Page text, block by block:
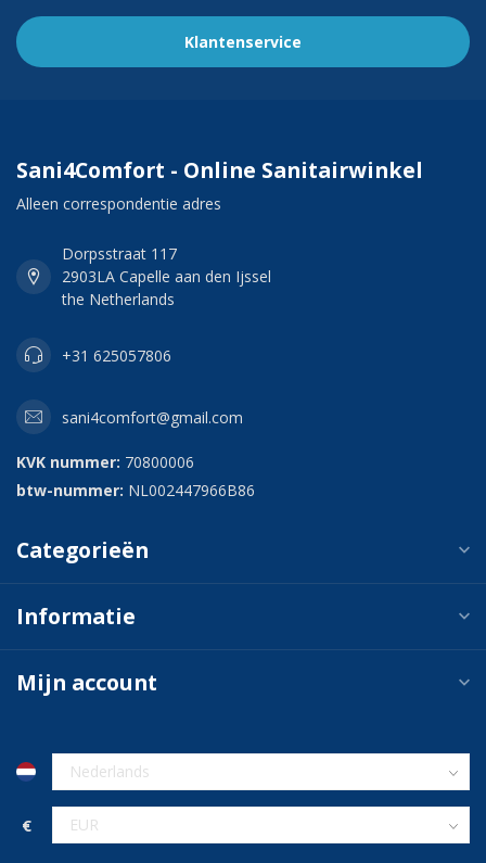
Klantenservice
Sani4Comfort - Online Sanitairwinkel
Alleen correspondentie adres
Dorpsstraat 117
2903LA Capelle aan den Ijssel
the Netherlands
+31 625057806
sani4comfort@gmail.com
KVK nummer: 70800006
btw-nummer: NL002447966B86
Categorieën
Informatie
Mijn account
€